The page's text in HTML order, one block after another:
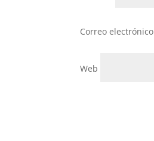
Correo electrónico
Web